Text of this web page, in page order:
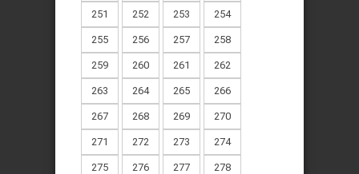
251 252 253 254
255 256 257 258
259 260 261 262
263 264 265 266
267 268 269 270
271 272 273 274
275 276 277 278